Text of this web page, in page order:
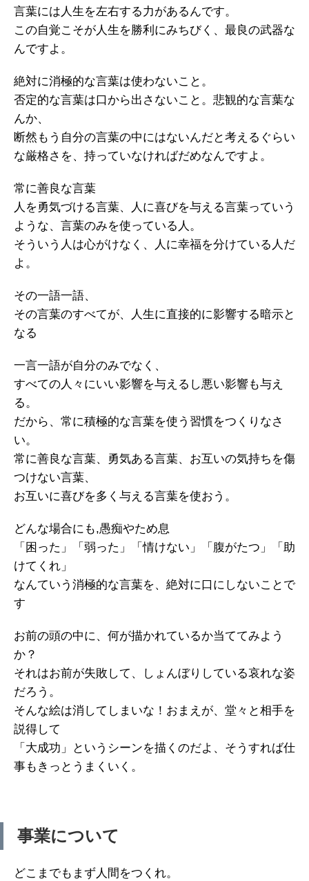
言葉には人生を左右する力があるんです。
この自覚こそが人生を勝利にみちびく、最良の武器な
んですよ。
絶対に消極的な言葉は使わないこと。
否定的な言葉は口から出さないこと。悲観的な言葉な
んか、
断然もう自分の言葉の中にはないんだと考えるぐらい
な厳格さを、持っていなければだめなんですよ。
常に善良な言葉
人を勇気づける言葉、人に喜びを与える言葉っていう
ような、言葉のみを使っている人。
そういう人は心がけなく、人に幸福を分けている人だ
よ。
その一語一語、
その言葉のすべてが、人生に直接的に影響する暗示と
なる
一言一語が自分のみでなく、
すべての人々にいい影響を与えるし悪い影響も与え
る。
だから、常に積極的な言葉を使う習慣をつくりなさ
い。
常に善良な言葉、勇気ある言葉、お互いの気持ちを傷
つけない言葉、
お互いに喜びを多く与える言葉を使おう。
どんな場合にも,愚痴やため息
「困った」「弱った」「情けない」「腹がたつ」「助
けてくれ」
なんていう消極的な言葉を、絶対に口にしないことで
す
お前の頭の中に、何が描かれているか当ててみよう
か？
それはお前が失敗して、しょんぼりしている哀れな姿
だろう。
そんな絵は消してしまいな！おまえが、堂々と相手を
説得して
「大成功」というシーンを描くのだよ、そうすれば仕
事もきっとうまくいく。
事業について
どこまでもまず人間をつくれ。